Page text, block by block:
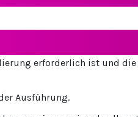
erforderlich ist und
Ausführung.